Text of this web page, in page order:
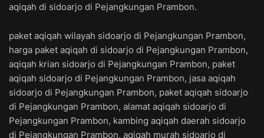
aqiqah di sidoarjo di Pejangkungan Prambon.
paket aqiqah wilayah sidoarjo di Pejangkungan Prambon,
harga paket aqiqah di sidoarjo di Pejangkungan Prambon,
aqiqah krian sidoarjo di Pejangkungan Prambon, paket
aqiqah sidoarjo di Pejangkungan Prambon, jasa aqiqah
sidoarjo di Pejangkungan Prambon, paket aqiqah sidoarjo
di Pejangkungan Prambon, alamat aqiqah sidoarjo di
Pejangkungan Prambon, kambing aqiqah daerah sidoarjo
di Pejangkungan Prambon, aqiqah murah sidoarjo di